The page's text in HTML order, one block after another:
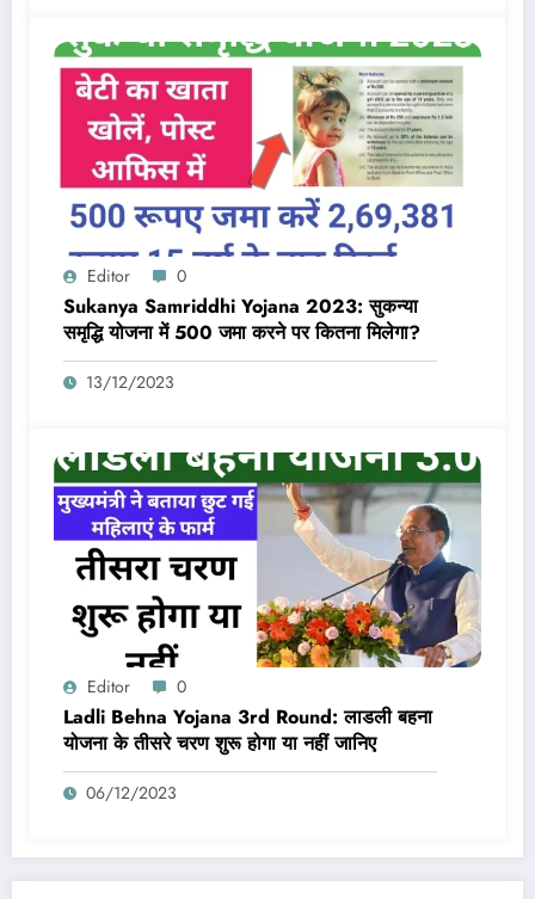
Editor 0
Sukanya Samriddhi Yojana 2023: सुकन्या
समृद्धि योजना में 500 जमा करने पर कितना मिलेगा?
13/12/2023
Editor 0
Ladli Behna Yojana 3rd Round: लाडली बहना
योजना के तीसरे चरण शुरू होगा या नहीं जानिए
06/12/2023